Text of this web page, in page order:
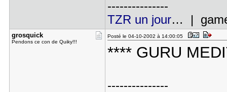
---------------
TZR un jour… |
grosquick
Pendons ce con de Quiky!!!
Posté le 04-10-2002 à 14:00:05
**** GURU
---------------